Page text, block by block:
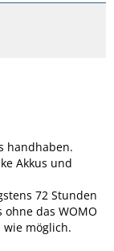
handhaben.
Akkus und
72 Stunden
das WOMO
möglich.